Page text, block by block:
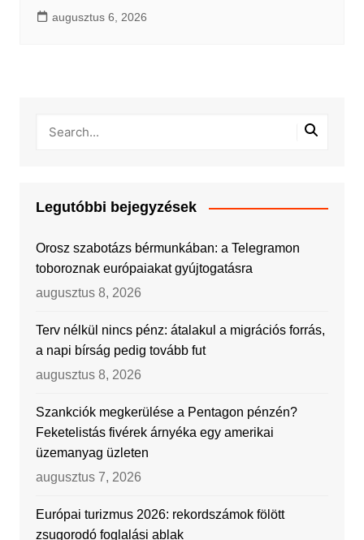
augusztus 6, 2026
Legutóbbi bejegyzések
Orosz szabotázs bérmunkában: a Telegramon
toboroznak európaiakat gyújtogatásra
augusztus 8, 2026
Terv nélkül nincs pénz: átalakul a migrációs forrás,
a napi bírság pedig tovább fut
augusztus 8, 2026
Szankciók megkerülése a Pentagon pénzén?
Feketelistás fivérek árnyéka egy amerikai
üzemanyag üzleten
augusztus 7, 2026
Európai turizmus 2026: rekordszámok fölött
zsugorodó foglalási ablak